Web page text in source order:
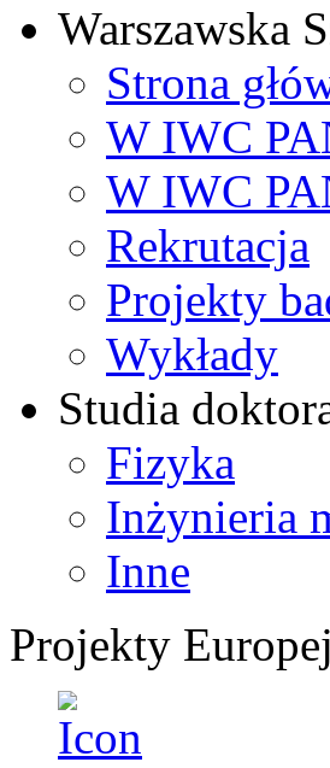
Warszawska
Strona
W IWC
W IWC
Rekrutacja
Projekty
Wykłady
Studia
Fizyka
Inżynieria
Inne
Projekty